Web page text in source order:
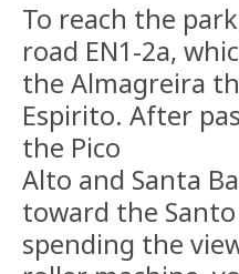
To reach the
road EN1-2a,
the Almagreira
Espirito. After
the Pico
Alto and Santa
toward the
spending the